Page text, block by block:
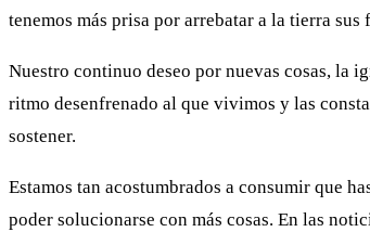
tenemos más prisa por arrebatar a la tierra sus
Nuestro continuo deseo por nuevas cosas, la
ritmo desenfrenado al que vivimos y las
sostener.
Estamos tan acostumbrados a consumir que
poder solucionarse con más cosas. En las